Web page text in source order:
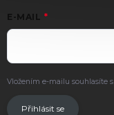
E-MAIL
Vložením e-mailu souhlasíte s
Přihlásit se